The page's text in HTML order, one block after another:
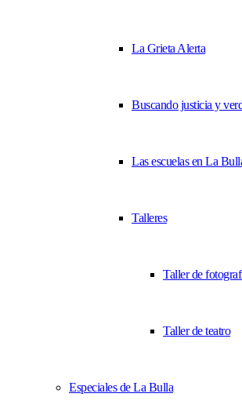
La Grieta Alerta
Buscando justicia y
Las escuelas en La
Talleres
Taller de
Taller de teatro
Especiales de La Bulla